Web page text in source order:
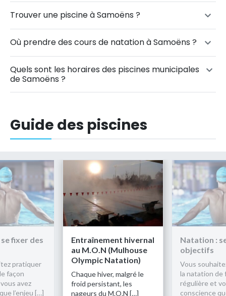
Trouver une piscine à Samoëns ?
Où prendre des cours de natation à Samoëns ?
Quels sont les horaires des piscines municipales
de Samoëns ?
Guide des piscines
fixer des
pratiquer
façon
avez
l’enjeu […]
Entraînement hivernal
au M.O.N (Mulhouse
Olympic Natation)
Chaque hiver, malgré le
froid persistant, les
nageurs du M.O.N […]
Natation :
objectifs
Vous
la natation de
régulière et
conscience